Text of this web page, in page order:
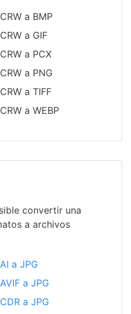
CRW a BMP
CRW a GIF
CRW a PCX
CRW a PNG
CRW a TIFF
CRW a WEBP
convertir una
a archivos
AI a JPG
AVIF a JPG
CDR a JPG